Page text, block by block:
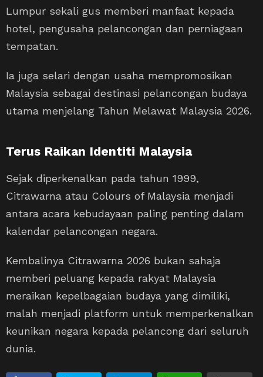
Lumpur sekali gus memberi manfaat kepada
hotel, pengusaha pelancongan dan perniagaan
tempatan.
Ia juga selari dengan usaha mempromosikan
Malaysia sebagai destinasi pelancongan budaya
utama menjelang Tahun Melawat Malaysia 2026.
Terus Raikan Identiti Malaysia
Sejak diperkenalkan pada tahun 1999,
Citrawarna atau Colours of Malaysia menjadi
antara acara kebudayaan paling penting dalam
kalendar pelancongan negara.
Kembalinya Citrawarna 2026 bukan sahaja
memberi peluang kepada rakyat Malaysia
meraikan kepelbagaian budaya yang dimiliki,
malah menjadi platform untuk memperkenalkan
keunikan negara kepada pelancong dari seluruh
dunia.